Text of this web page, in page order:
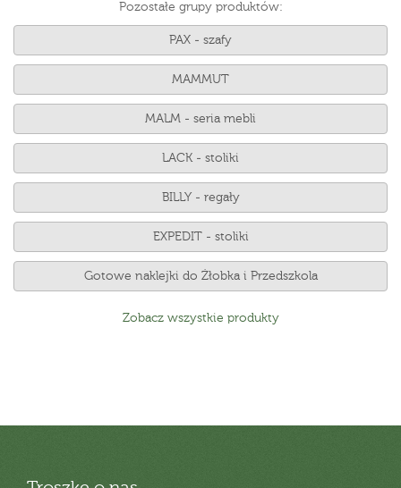
Pozostałe grupy produktów:
PAX - szafy
MAMMUT
MALM - seria mebli
LACK - stoliki
BILLY - regały
EXPEDIT - stoliki
Gotowe naklejki do Żłobka i Przedszkola
Zobacz wszystkie produkty